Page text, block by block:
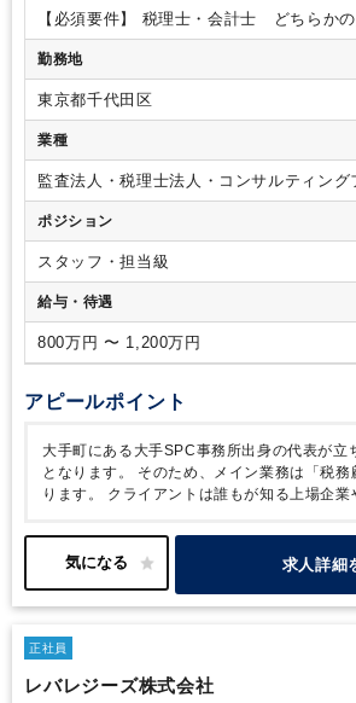
境がございます！ 〈 組織体制 〉
全体で16
20代×1名が在籍しております。
おり、それぞれの専門分野にチームで対応で
ます。また、米国公認会計士、ドイツ税理士
にも対応しております。 <社内風土>風通し
希望を聞いて働きやすい環境づくりをされて
時差出勤（9:00～17：00/9:30～17：30/10
ができました！ 〈 環境 〉ドリップコーヒー
います
【必須要件】 税理士・会計士 どちらかの
事務所や税理士法人での実務経験のある方
士試験科目2科目以上合格、税理士を目指
SPCに関する会計・税務の経験を有する方
勤務地
東京都千代田区
業種
監査法人・税理士法人・コンサルティング
所）
ポジション
スタッフ・担当級
給与・待遇
800万円 〜 1,200万円
アピールポイント
大手町にある大手SPC事務所出身の代表が立
となります。
そのため、メイン業務は「税
ります。
クライアントは誰もが知る上場企業
す。ここ最近は既存クライアントからの口コ
イアントが増加しており、
提供しているサ
業することが可能で、閑散期については、ほ
経験を活かしつつ、
スキルアップを目指し
求人詳細
正社員
レバレジーズ株式会社